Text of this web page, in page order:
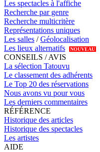
Les spectacles à l'affiche
Recherche par genre
Recherche multicritère
Représentations uniques
Les salles /Géolocalisation
Les lieux alternatifs
NOUVEAU
CONSEILS / AVIS
La sélection Tatouvu
Le classement des adhérents
Le Top 20 des réservations
Nous avons vu pour vous
Les derniers commentaires
RÉFÉRENCE
Historique des articles
Historique des spectacles
Les artistes
AIDE